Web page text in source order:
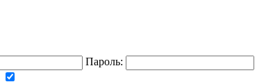
Пароль: